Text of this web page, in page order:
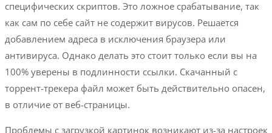
специфических скриптов. Это ложное срабатывание, так
как сам по себе сайт не содержит вирусов. Решается
добавлением адреса в исключения браузера или
антивируса. Однако делать это стоит только если вы на
100% уверены в подлинности ссылки. Скачанный с
торрент-трекера файл может быть действительно опасен,
в отличие от веб-страницы.
Проблемы с загрузкой картинок возникают из-за настроек